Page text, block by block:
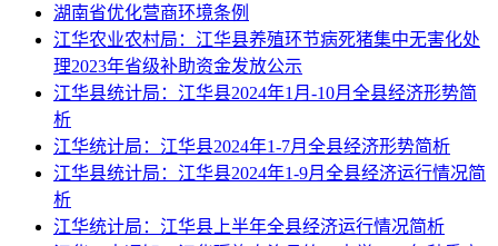
湖南省优化营商环境条例
江华农业农村局：江华县养殖环节病死猪集中无害化处
理2023年省级补助资金发放公示
江华县统计局：江华县2024年1月-10月全县经济形势简
析
江华统计局：江华县2024年1-7月全县经济形势简析
江华县统计局：江华县2024年1-9月全县经济运行情况简
析
江华统计局：江华县上半年全县经济运行情况简析